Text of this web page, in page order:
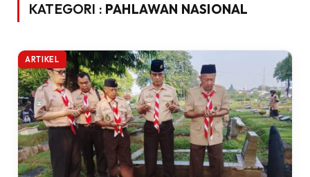
KATEGORI : PAHLAWAN NASIONAL
ARTIKEL